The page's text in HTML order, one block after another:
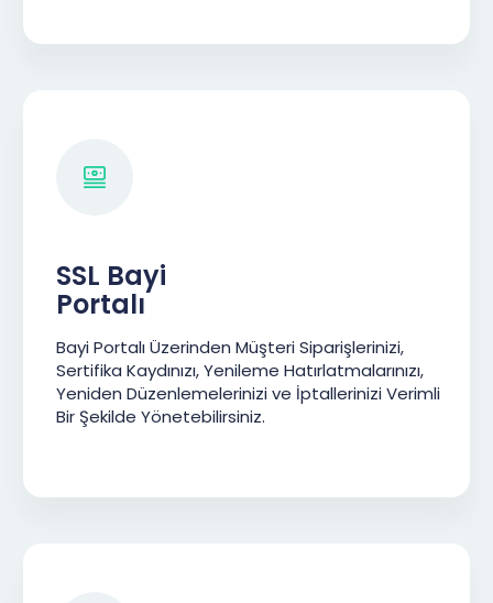
SSL Bayi
Portalı
Bayi Portalı Üzerinden Müşteri Siparişlerinizi,
Sertifika Kaydınızı, Yenileme Hatırlatmalarınızı,
Yeniden Düzenlemelerinizi ve İptallerinizi Verimli
Bir Şekilde Yönetebilirsiniz.